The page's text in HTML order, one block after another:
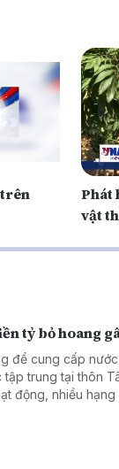
trên
Phát
vật
tỷ bỏ hoang
để cung cấp
trung tại thôn
động, nhiều